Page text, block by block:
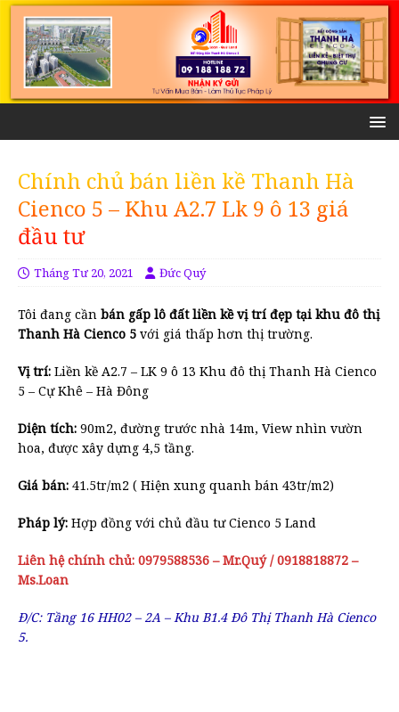
Chính chủ bán liền kề Thanh Hà
Cienco 5 – Khu A2.7 Lk 9 ô 13 giá
đầu tư
Tháng Tư 20, 2021 Đức Quý
Tôi đang cần bán gấp lô đất liền kề vị trí đẹp tại khu đô thị
Thanh Hà Cienco 5 với giá thấp hơn thị trường.
Vị trí: Liền kề A2.7 – LK 9 ô 13 Khu đô thị Thanh Hà Cienco
5 – Cự Khê – Hà Đông
Diện tích: 90m2, đường trước nhà 14m, View nhìn vườn
hoa, được xây dựng 4,5 tầng.
Giá bán: 41.5tr/m2 ( Hiện xung quanh bán 43tr/m2)
Pháp lý: Hợp đồng với chủ đầu tư Cienco 5 Land
Liên hệ chính chủ: 0979588536 – Mr.Quý / 0918818872 –
Ms.Loan
Đ/C: Tầng 16 HH02 – 2A – Khu B1.4 Đô Thị Thanh Hà Cienco
5.